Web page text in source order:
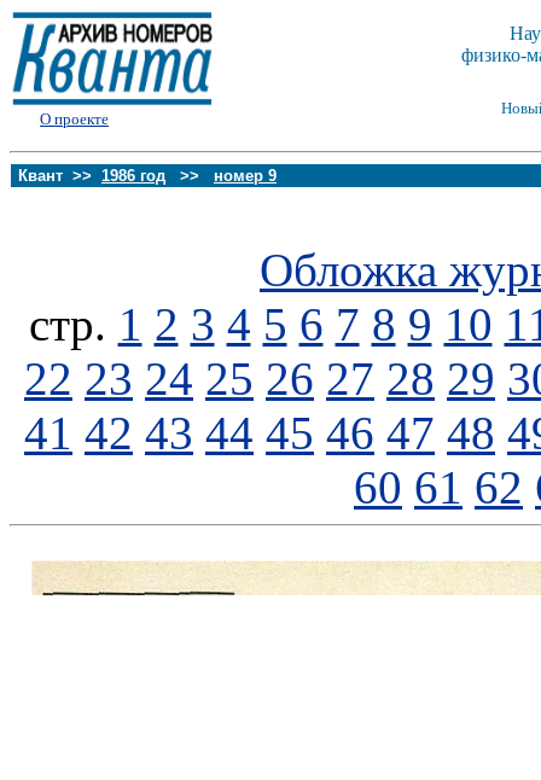
О проекте
физико-
Квант >> 1986 год >> номер 9
Обложка
стp. 1 2 3 4 5 6 7 8 9 10
22 23 24 25 26 27 28 29
41 42 43 44 45 46 47 48
60 61 62